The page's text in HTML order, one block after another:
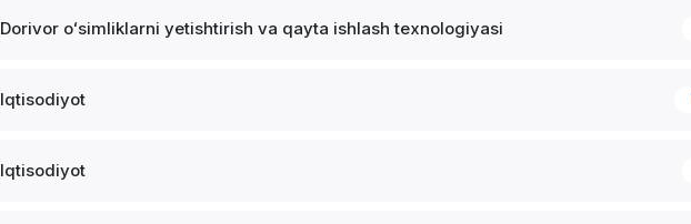
Dorivor oʻsimliklarni yetishtirish va qayta ishlash texnologiyasi
Iqtisodiyot
Iqtisodiyot